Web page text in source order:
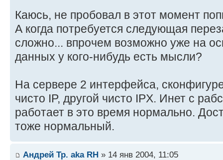
Каюсь, не пробовал в этот момент
А когда потребуется следующая
сложно... впрочем возможно уже на
данных у кого-нибудь есть мысли?
На сервере 2 интерфейса,
чисто IP, другой чисто IPX. Инет с
работает в это время нормально.
тоже нормальный.
Андрей Тр. aka RH » 14 янв 2004, 11:05